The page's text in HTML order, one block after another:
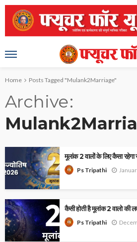
Home Posts Tagged "Mulank2Marriage"
Archive
मूलांक 2 वालों के लिए कैसा
Ps Tripathi
कैसी होती है मूलांक 2 वालो की
Ps Tripathi